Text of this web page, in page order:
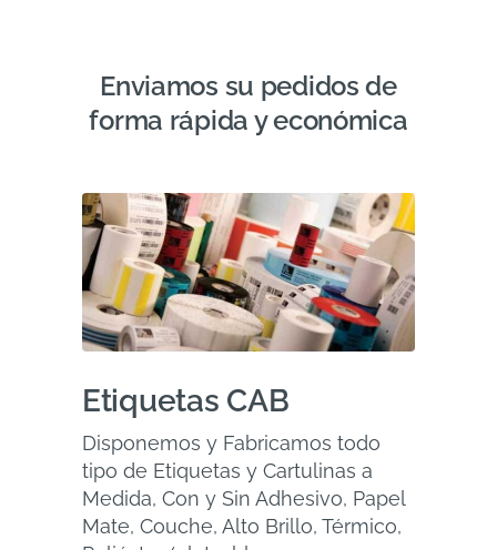
Enviamos su pedidos de
forma rápida y económica
Etiquetas CAB
Disponemos y Fabricamos todo
tipo de Etiquetas y Cartulinas a
Medida, Con y Sin Adhesivo, Papel
Mate, Couche, Alto Brillo, Térmico,